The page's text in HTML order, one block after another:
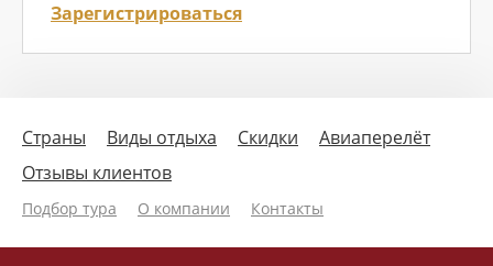
Зарегистрироваться
Страны Виды отдыха Скидки
Авиаперелёт
Отзывы клиентов
Подбор тура О компании Контакты